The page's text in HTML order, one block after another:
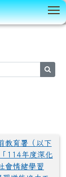
教育署（以下
114年度深化
會情緒學習